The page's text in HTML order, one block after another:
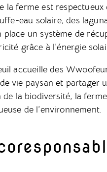
la ferme est
eau solaire, des
place un système de
grâce à l’énergie
accueille des
vie paysan et partager
la biodiversité, la
de l’environnement.